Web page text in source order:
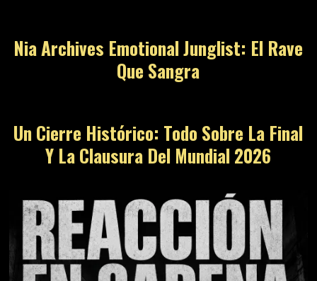
Nia Archives Emotional Junglist: El Rave
Que Sangra
Un Cierre Histórico: Todo Sobre La Final
Y La Clausura Del Mundial 2026